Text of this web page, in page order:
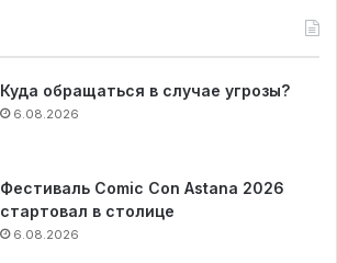
Куда обращаться в случае угрозы?
6.08.2026
Фестиваль Comic Con Astana 2026
стартовал в столице
6.08.2026